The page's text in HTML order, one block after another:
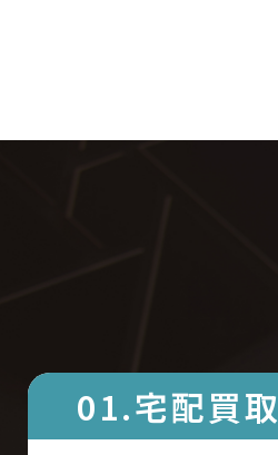
01.宅配買取